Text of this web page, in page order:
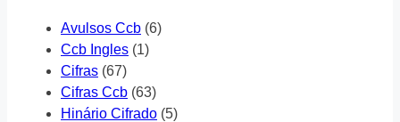
Avulsos Ccb (6)
Ccb Ingles (1)
Cifras (67)
Cifras Ccb (63)
Hinário Cifrado (5)